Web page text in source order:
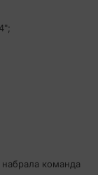
команда